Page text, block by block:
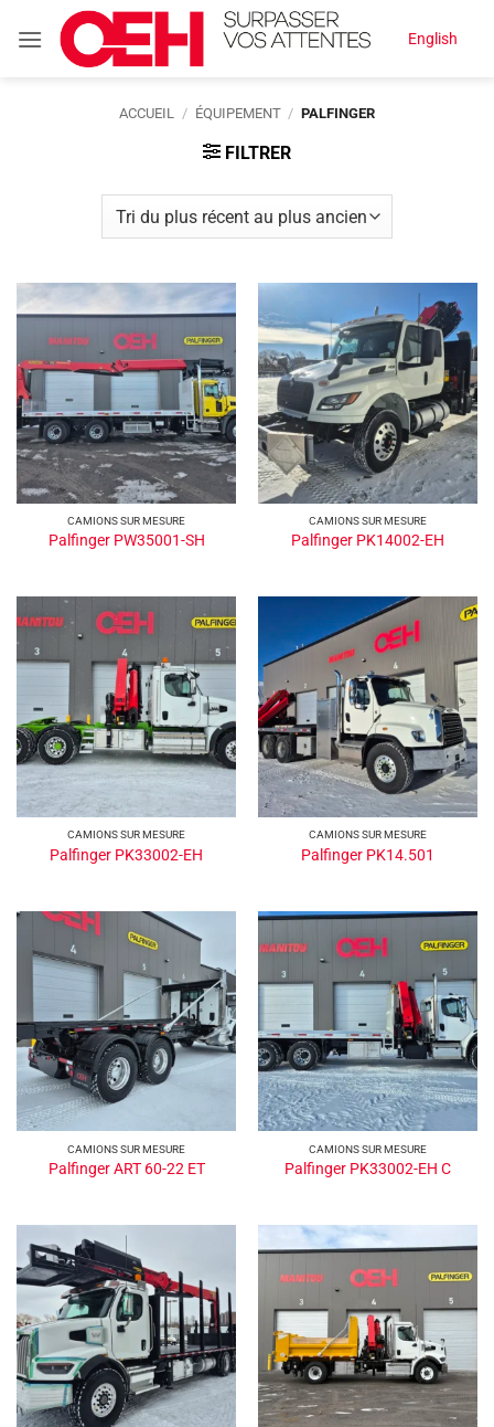
English
ACCUEIL / ÉQUIPEMENT / PALFINGER
FILTRER
CAMIONS SUR MESURE
Palfinger PW35001-SH
CAMIONS SUR MESURE
Palfinger PK14002-EH
CAMIONS SUR MESURE
Palfinger PK33002-EH
CAMIONS SUR MESURE
Palfinger PK14.501
CAMIONS SUR MESURE
Palfinger ART 60-22 ET
CAMIONS SUR MESURE
Palfinger PK33002-EH C